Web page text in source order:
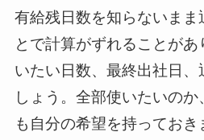
有給残日数を知らないまま
とで計算がずれることが
いたい日数、最終出社日、
しょう。全部使いたいの
も自分の希望を持っておき